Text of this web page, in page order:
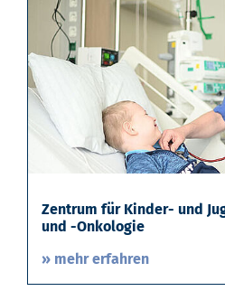
Zentrum für Kinder- und
und -Onkologie
» mehr erfahren